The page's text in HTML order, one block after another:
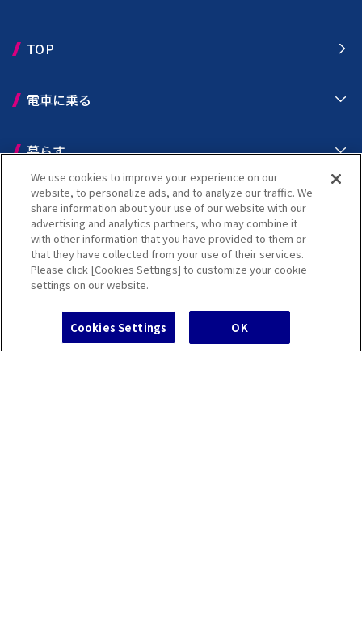
TOP
電車に乗る
暮らす
おでかけ
京王の取り組み
IR・企業情報
よくあるご質問/お問 遅延証明書
We use cookies to improve your experience on our
website, to personalize ads, and to analyze our traffic. We
share information about your use of our website with our
advertising and analytics partners, who may combine it
with other information that you have provided to them or
that they have collected from your use of their services.
Please click [Cookies Settings] to customize your cookie
settings on our website.
Cookies Settings OK